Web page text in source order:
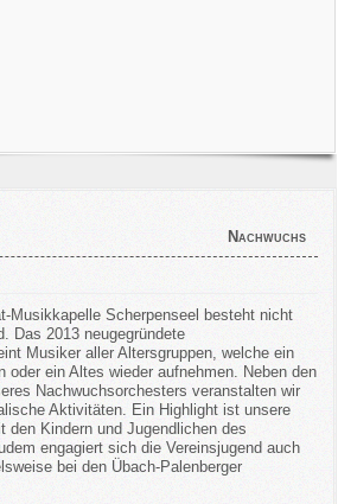
Nachwuchs
Musikkapelle Scherpenseel besteht nicht
Das 2013 neugegründete
Musiker aller Altersgruppen, welche ein
oder ein Altes wieder aufnehmen. Neben den
Nachwuchsorchesters veranstalten wir
Aktivitäten. Ein Highlight ist unsere
den Kindern und Jugendlichen des
engagiert sich die Vereinsjugend auch
bei den Übach-Palenberger